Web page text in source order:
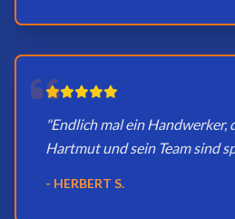
"Endlich mal ein Handwerker,
Hartmut und sein Team sind
- HERBERT S.